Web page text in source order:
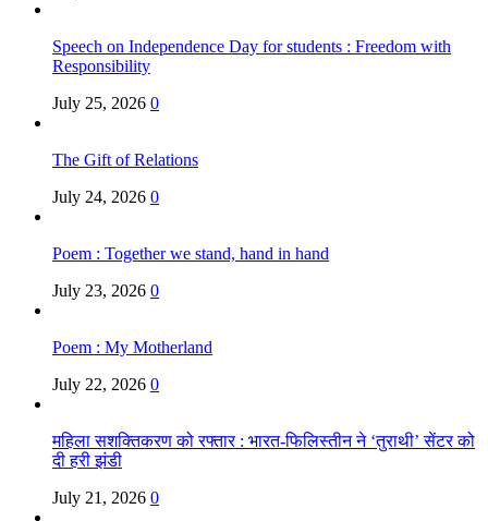
Speech on Independence Day for students : Freedom with
Responsibility
July 25, 2026 0
The Gift of Relations
July 24, 2026 0
Poem : Together we stand, hand in hand
July 23, 2026 0
Poem : My Motherland
July 22, 2026 0
महिला सशक्तिकरण को रफ्तार : भारत-फिलिस्तीन ने ‘तुराथी’ सेंटर को
दी हरी झंडी
July 21, 2026 0